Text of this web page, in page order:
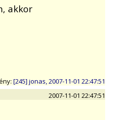
akkor
[245] jonas, 2007-11-01 22:47:51
2007-11-01 22:47:51